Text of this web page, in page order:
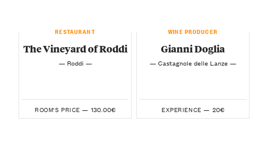
RESTAURANT
The Vineyard of Roddi
— Roddi —
ROOM'S PRICE — 130.00€
WINE PRODUCER
Gianni Doglia
— Castagnole delle Lanze —
EXPERIENCE — 20€